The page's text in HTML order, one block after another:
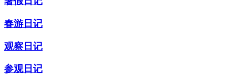
春游日记
观察日记
参观日记